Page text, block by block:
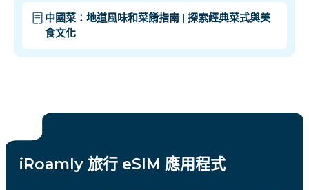
中國菜：地道風味和菜餚指南 | 探索經典菜式與美
食文化
iRoamly 旅行 eSIM 應用程式